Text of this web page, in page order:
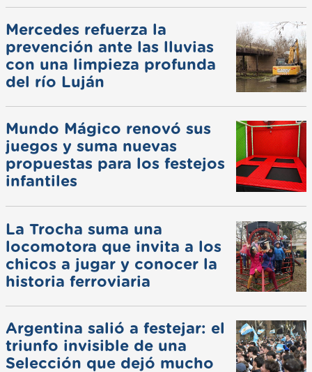
Mercedes refuerza la
prevención ante las lluvias
con una limpieza profunda
del río Luján
Mundo Mágico renovó sus
juegos y suma nuevas
propuestas para los festejos
infantiles
La Trocha suma una
locomotora que invita a los
chicos a jugar y conocer la
historia ferroviaria
Argentina salió a festejar: el
triunfo invisible de una
Selección que dejó mucho